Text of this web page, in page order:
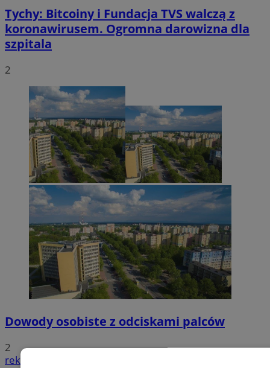
Tychy: Bitcoiny i Fundacja TVS walczą z
koronawirusem. Ogromna darowizna dla
szpitala
2
Dowody osobiste z odciskami palców
2
reklama